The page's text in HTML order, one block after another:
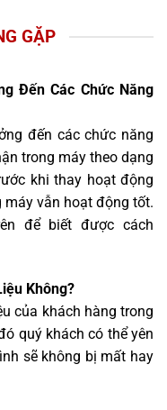
GẶP
Đến Các Chức Năng
đến các chức năng
trong máy theo dạng
khi thay hoạt động
vẫn hoạt động tốt.
để biết được cách
Không?
của khách hàng trong
quý khách có thể yên
sẽ không bị mất hay